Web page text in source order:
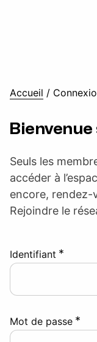
Accueil /
Bienvenue
Seuls les
accéder à
encore, rendez-
Rejoindre le
Identifiant *
Mot de passe *